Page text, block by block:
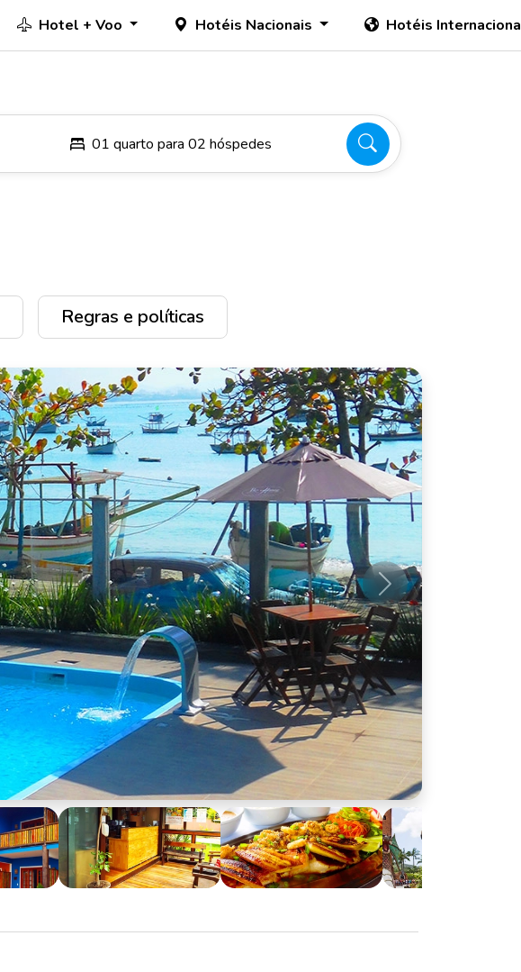
Hotel + Voo Hotéis Nacionais Hotéis
01 quarto para 02 hóspedes
Regras e políticas
Próximo